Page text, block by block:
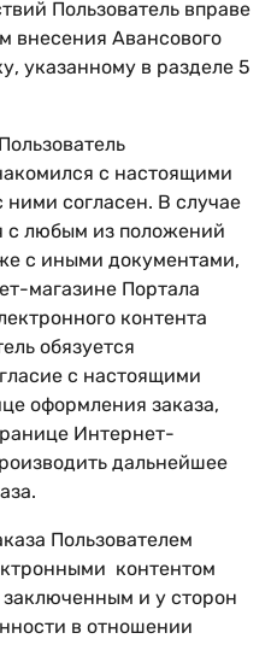
Пользователь вправе
внесения Авансового
указанному в разделе 5
с настоящими
согласен. В случае
с любым из положений
с иными документами,
магазине Портала
контента
обязуется
с настоящими
оформления заказа,
Интернет-
дальнейшее
Пользователем
контентом
и у сторон
в отношении